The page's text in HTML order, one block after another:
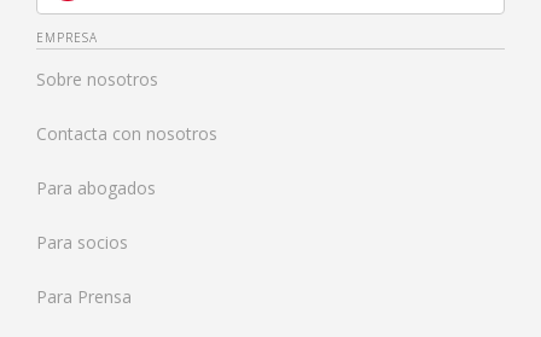
Francia
Países Bajos
Reino Unido
Estados Unidos
EMPRESA
Sobre nosotros
Contacta con nosotros
Para abogados
Para socios
Para Prensa